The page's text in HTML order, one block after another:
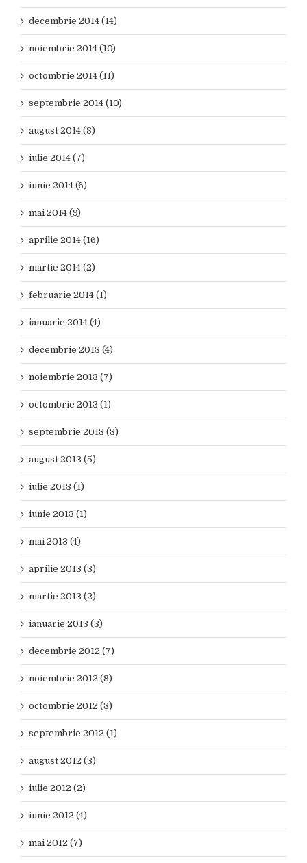
decembrie 2014 (14)
noiembrie 2014 (10)
octombrie 2014 (11)
septembrie 2014 (10)
august 2014 (8)
iulie 2014 (7)
iunie 2014 (6)
mai 2014 (9)
aprilie 2014 (16)
martie 2014 (2)
februarie 2014 (1)
ianuarie 2014 (4)
decembrie 2013 (4)
noiembrie 2013 (7)
octombrie 2013 (1)
septembrie 2013 (3)
august 2013 (5)
iulie 2013 (1)
iunie 2013 (1)
mai 2013 (4)
aprilie 2013 (3)
martie 2013 (2)
ianuarie 2013 (3)
decembrie 2012 (7)
noiembrie 2012 (8)
octombrie 2012 (3)
septembrie 2012 (1)
august 2012 (3)
iulie 2012 (2)
iunie 2012 (4)
mai 2012 (7)